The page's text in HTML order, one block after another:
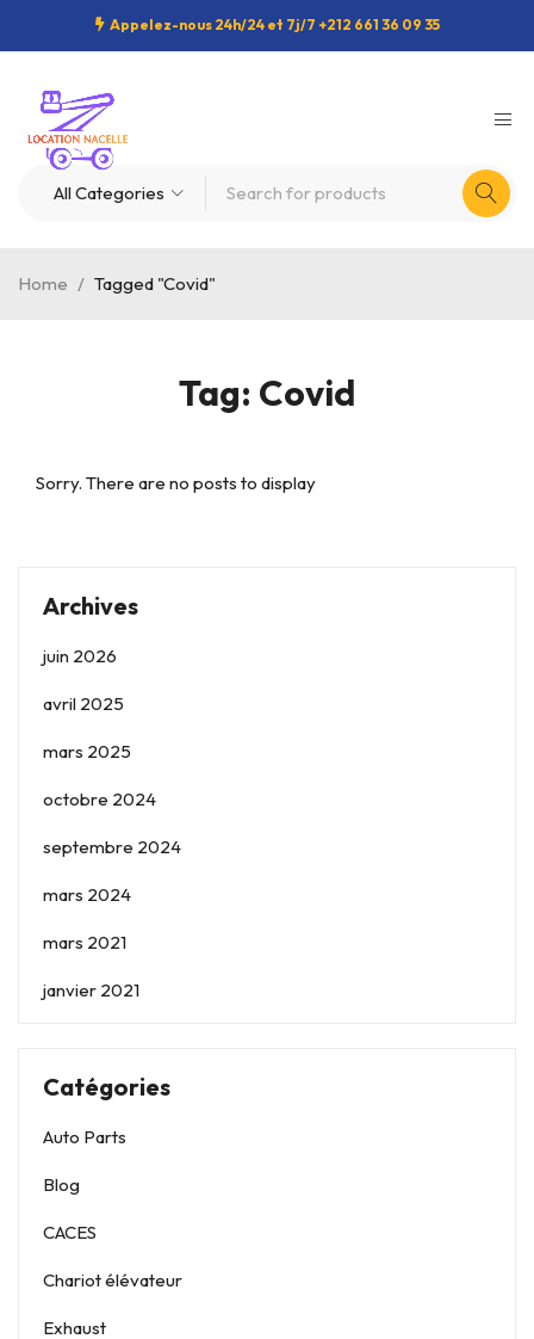
Appelez-nous 24h/24 et 7j/7 +212 661 36 09 35
Tag: Covid
Home / Tagged "Covid"
Sorry. There are no posts to display
Archives
juin 2026
avril 2025
mars 2025
octobre 2024
septembre 2024
mars 2024
mars 2021
janvier 2021
Catégories
Auto Parts
Blog
CACES
Chariot élévateur
Exhaust